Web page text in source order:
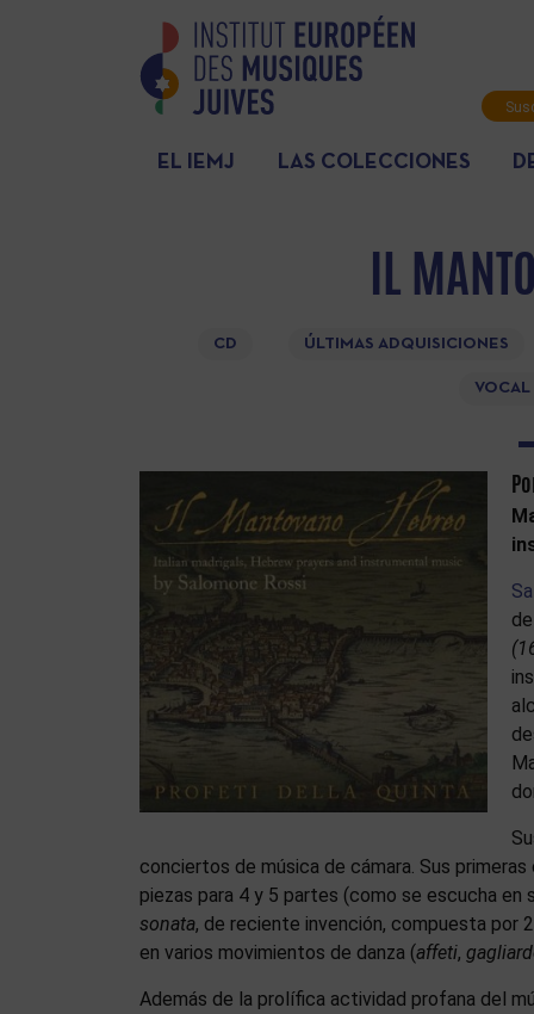
EL IEMJ LAS COLECCIONES
IL
CD ÚLTIMAS ADQUISICIONES
VOCAL
conciertos de música de cámara. Sus
piezas para 4 y 5 partes (como se escucha en
sonata, de reciente invención, compuesta por
en varios movimientos de danza (affeti,
Además de la prolífica actividad profana del